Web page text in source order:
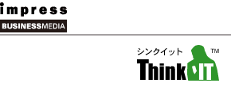
メ
イ